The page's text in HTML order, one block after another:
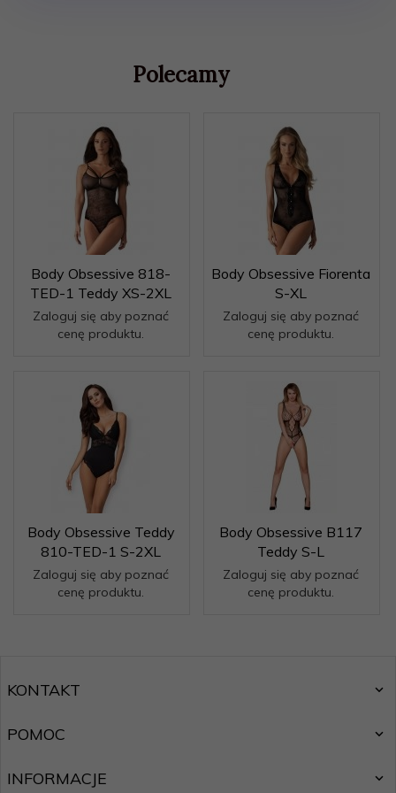
Polecamy
Body Obsessive 818-
TED-1 Teddy XS-2XL
Zaloguj się aby poznać
cenę produktu.
Body Obsessive Fiorenta
S-XL
Zaloguj się aby poznać
cenę produktu.
Body Obsessive Teddy
810-TED-1 S-2XL
Zaloguj się aby poznać
cenę produktu.
Body Obsessive B117
Teddy S-L
Zaloguj się aby poznać
cenę produktu.
KONTAKT
POMOC
INFORMACJE